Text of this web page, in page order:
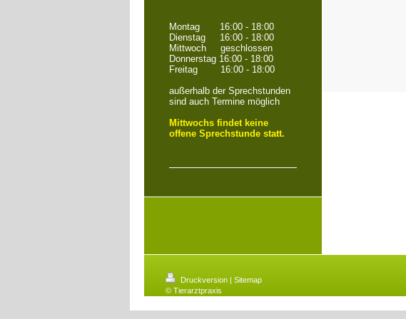
Montag 16:00 - 18:00
Dienstag 16:00 - 18:00
Mittwoch geschlossen
Donnerstag 16:00 - 18:00
Freitag 16:00 - 18:00
außerhalb der Sprechstunden
sind auch Termine möglich
Mittwochs findet keine
offene Sprechstunde statt.
Druckversion | Sitemap
© Tierarztpraxis